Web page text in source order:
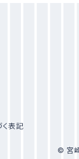
表記
© 宮